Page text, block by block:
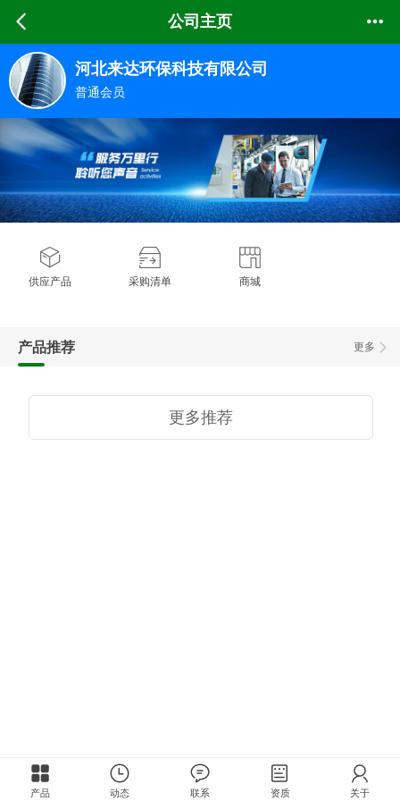
公司主页
河北来达环保科技有限公司
普通会员
供应产品 采购清单 商城
更多
产品推荐
更多推荐
产品 动态 联系 资质 关于